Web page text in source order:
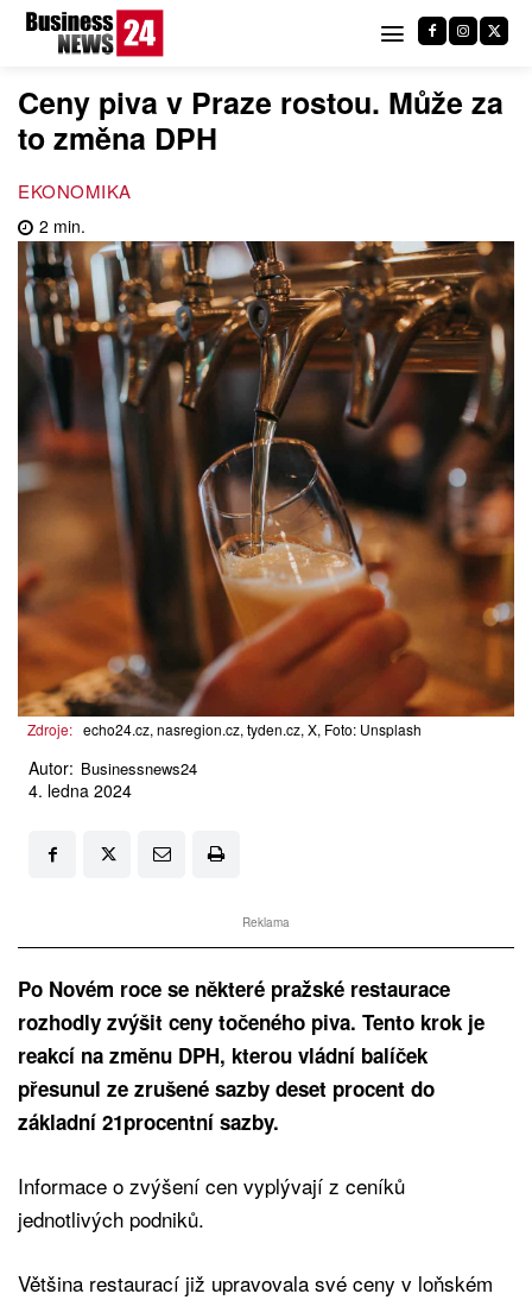
Ceny piva v Praze rostou. Může za
to změna DPH
EKONOMIKA
2 min.
Zdroje: echo24.cz, nasregion.cz, tyden.cz, X, Foto: Unsplash
Autor: Businessnews24
4. ledna 2024
Reklama
Po Novém roce se některé pražské restaurace
rozhodly zvýšit ceny točeného piva. Tento krok je
reakcí na změnu DPH, kterou vládní balíček
přesunul ze zrušené sazby deset procent do
základní 21procentní sazby.
Informace o zvýšení cen vyplývají z ceníků
jednotlivých podniků.
Většina restaurací již upravovala své ceny v loňském